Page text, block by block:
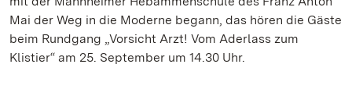
Mai der Weg in die Moderne begann, das hören die Gäste
beim Rundgang „Vorsicht Arzt! Vom Aderlass zum
Klistier“ am 25. September um 14.30 Uhr.